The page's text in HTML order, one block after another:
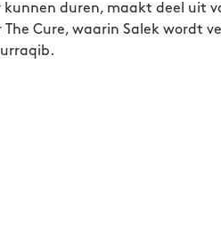
duren, maakt deel uit
Cure, waarin Salek wordt